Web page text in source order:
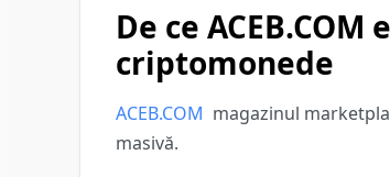
De ce
criptomonede
ACEB.COM magazinul
masivă.